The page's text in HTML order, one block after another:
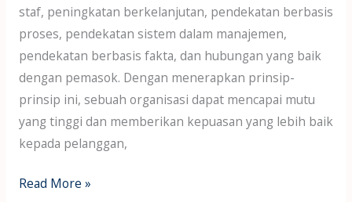
staf, peningkatan berkelanjutan, pendekatan berbasis
proses, pendekatan sistem dalam manajemen,
pendekatan berbasis fakta, dan hubungan yang baik
dengan pemasok. Dengan menerapkan prinsip-
prinsip ini, sebuah organisasi dapat mencapai mutu
yang tinggi dan memberikan kepuasan yang lebih baik
kepada pelanggan,
Read More »